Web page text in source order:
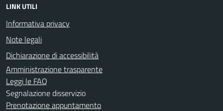
LINK UTILI
Informativa privacy
Note legali
Dichiarazione di accessibilità
Amministrazione trasparente
Leggi le FAQ
Segnalazione disservizio
Prenotazione appuntamento